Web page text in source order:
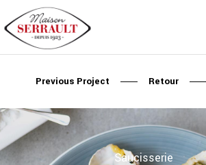
Previous Project Retour
Saucisserie